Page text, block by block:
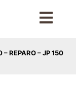
REPARO – JP 150